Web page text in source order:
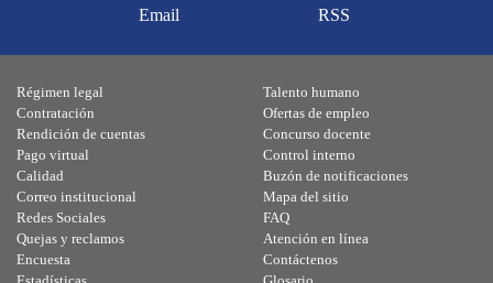
Email RSS
Régimen legal
Contratación
Rendición de cuentas
Pago virtual
Calidad
Talento humano
Ofertas de empleo
Concurso docente
Control interno
Buzón de notificaciones
Correo institucional
Redes Sociales
Quejas y reclamos
Encuesta
Mapa del sitio
FAQ
Atención en línea
Contáctenos